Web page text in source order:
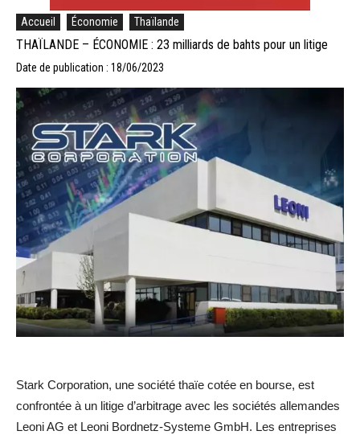
Accueil Économie Thaïlande
THAÏLANDE – ÉCONOMIE : 23 milliards de bahts pour un litige
Date de publication : 18/06/2023
Stark Corporation, une société thaïe cotée en bourse, est
confrontée à un litige d’arbitrage avec les sociétés allemandes
Leoni AG et Leoni Bordnetz-Systeme GmbH. Les entreprises